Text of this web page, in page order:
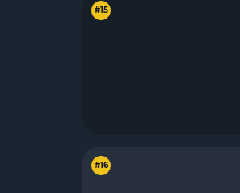
#15
#16